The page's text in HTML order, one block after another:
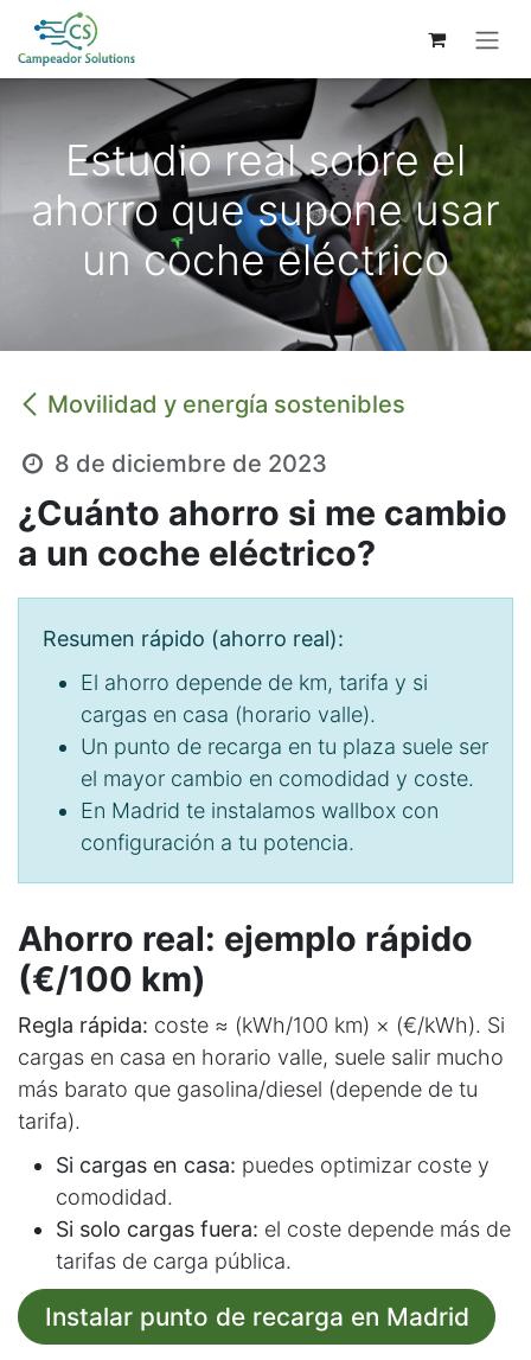
Ir al contenido
Estudio real sobre el
ahorro que supone usar
un coche eléctrico
Movilidad y energía sostenibles
8 de diciembre de 2023
¿Cuánto ahorro si me cambio
a un coche eléctrico?
Resumen rápido (ahorro real):
El ahorro depende de km, tarifa y si
cargas en casa (horario valle).
Un punto de recarga en tu plaza suele ser
el mayor cambio en comodidad y coste.
En Madrid te instalamos wallbox con
configuración a tu potencia.
Ahorro real: ejemplo rápido
(€/100 km)
Regla rápida: coste ≈ (kWh/100 km) × (€/kWh). Si
cargas en casa en horario valle, suele salir mucho
más barato que gasolina/diesel (depende de tu
tarifa).
Si cargas en casa: puedes optimizar coste y
comodidad.
Si solo cargas fuera: el coste depende más de
tarifas de carga pública.
Instalar punto de recarga en Madrid